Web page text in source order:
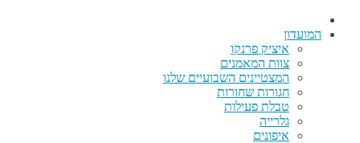
המועדון
איציק פרנקו
צוות המאמנים
המצטיינים השבועיים שלנו
חגורות שחורות
טבלת פעילות
גלרייה
איפונים